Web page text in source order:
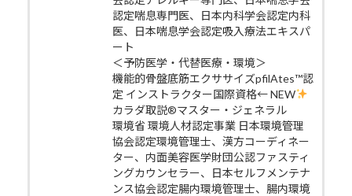
認定喘息専門医、日本内科学会認定内科
医、日本喘息学会認定吸入療法エキスパ
ート
＜予防医学・代替医療・環境＞
機能的骨盤底筋エクササイズpfilAtes™認
定 インストラクター国際資格← NEW
カラダ取説®マスター・ジェネラル
環境省 環境人材認定事業 日本環境管理
協会認定環境管理士、漢方コーディネー
ター、内面美容医学財団公認ファスティ
ングカウンセラー、日本セルフメンテナ
ンス協会認定腸内環境管理士、腸内環境